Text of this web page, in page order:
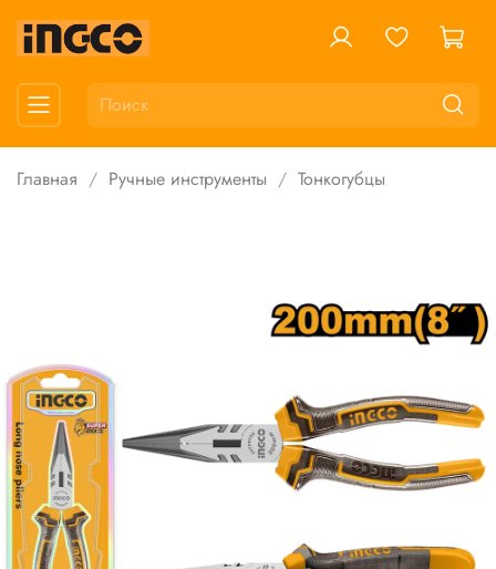
Главная Ручные инструменты Тонкогубцы